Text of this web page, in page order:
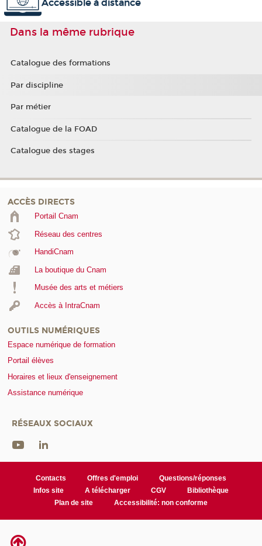
Accessible à distance
Dans la même rubrique
Catalogue des formations
Par discipline
Par métier
Catalogue de la FOAD
Catalogue des stages
ACCÈS DIRECTS
Portail Cnam
Réseau des centres
HandiCnam
La boutique du Cnam
Musée des arts et métiers
Accès à IntraCnam
OUTILS NUMÉRIQUES
Espace numérique de formation
Portail élèves
Horaires et lieux d'enseignement
Assistance numérique
RÉSEAUX SOCIAUX
Contacts Offres d'emploi
Questions/réponses
Infos site
A télécharger CGV
Bibliothèque
Plan de site
Accessibilité: non conforme